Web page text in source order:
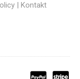
| Kontakt